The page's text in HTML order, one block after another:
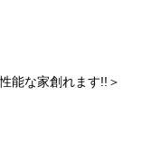
能な家創れます!!＞